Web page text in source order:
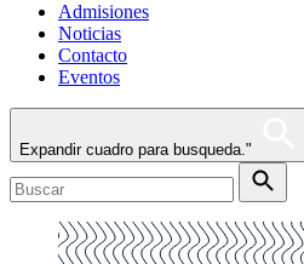
Admisiones
Noticias
Contacto
Eventos
Expandir cuadro para busqueda."